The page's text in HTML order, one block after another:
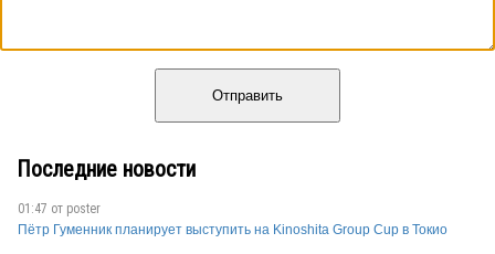
Отправить
Последние новости
01:47 от poster
Пётр Гуменник планирует выступить на Kinoshita Group Cup в Токио